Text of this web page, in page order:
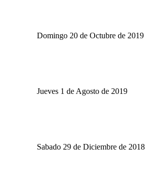
Domingo 20 de Octubre de 2019
Jueves 1 de Agosto de 2019
Sabado 29 de Diciembre de 2018